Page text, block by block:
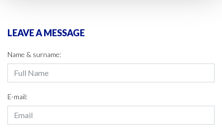
LEAVE A MESSAGE
Name & surname:
E-mail: